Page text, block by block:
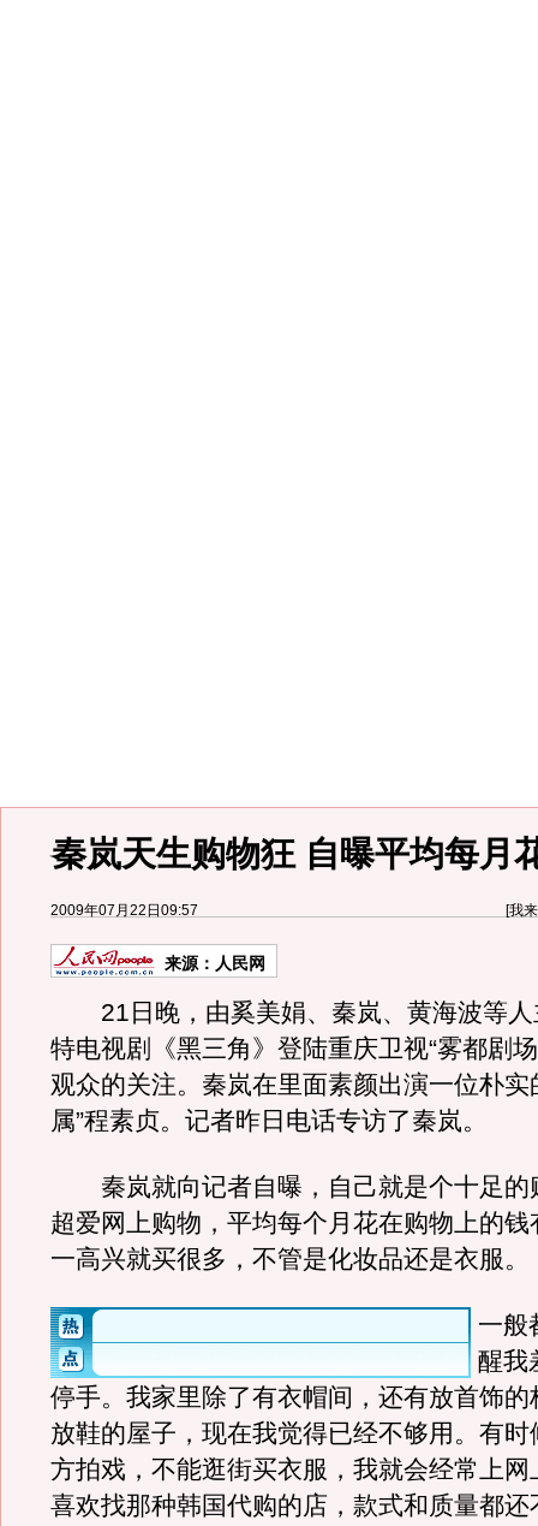
秦岚天生购物狂 自曝平均每月
2009年07月22日09:57 [我
来源： 人民网
21日晚，由奚美娟、秦岚、黄海波等人
特电视剧《黑三角》登陆重庆卫视“雾都剧
观众的关注。秦岚在里面素颜出演一位朴实
属”程素贞。记者昨日电话专访了秦岚。
秦岚就向记者自曝，自己就是个十足的
超爱网上购物，平均每个月花在购物上的钱
一高兴就买很多，不管是化妆品还是衣服。
一般
醒我
停手。我家里除了有衣帽间，还有放首饰的
放鞋的屋子，现在我觉得已经不够用。有时
方拍戏，不能逛街买衣服，我就会经常上网
喜欢找那种韩国代购的店，款式和质量都还